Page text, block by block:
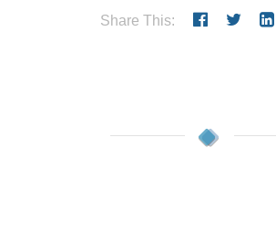
Share This: